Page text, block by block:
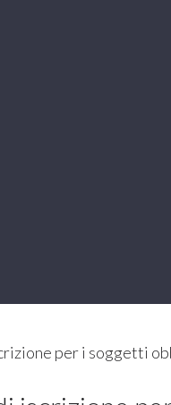
per i soggetti